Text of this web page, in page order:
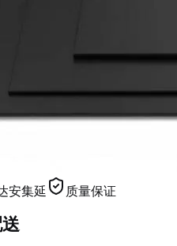
安集延 质量保证